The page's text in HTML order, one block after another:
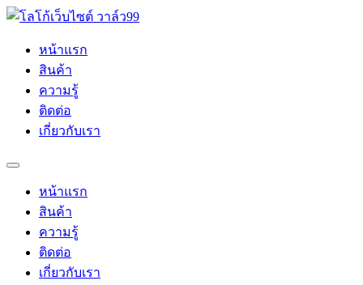
Skip
หน้าแรก
สินค้า
ความรู้
ติดต่อ
เกี่ยวกับเรา
หน้าแรก
สินค้า
ความรู้
ติดต่อ
เกี่ยวกับเรา